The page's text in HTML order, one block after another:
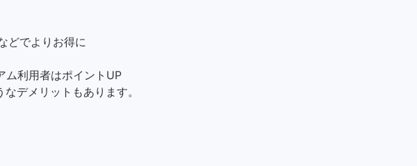
どでよりお得に
利用者はポイントUP
デメリットもあります。